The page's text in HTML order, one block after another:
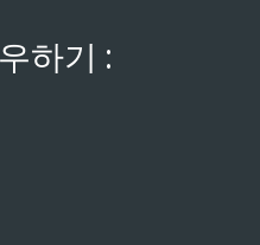
하기 :